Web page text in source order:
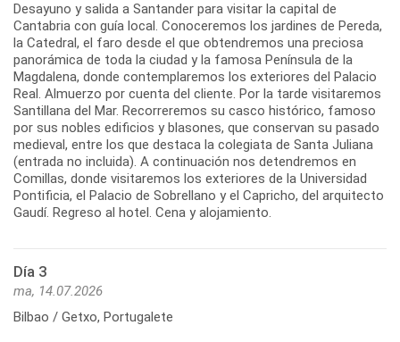
Desayuno y salida a Santander para visitar la capital de
Cantabria con guía local. Conoceremos los jardines de Pereda,
la Catedral, el faro desde el que obtendremos una preciosa
panorámica de toda la ciudad y la famosa Península de la
Magdalena, donde contemplaremos los exteriores del Palacio
Real. Almuerzo por cuenta del cliente. Por la tarde visitaremos
Santillana del Mar. Recorreremos su casco histórico, famoso
por sus nobles edificios y blasones, que conservan su pasado
medieval, entre los que destaca la colegiata de Santa Juliana
(entrada no incluida). A continuación nos detendremos en
Comillas, donde visitaremos los exteriores de la Universidad
Pontificia, el Palacio de Sobrellano y el Capricho, del arquitecto
Gaudí. Regreso al hotel. Cena y alojamiento.
Día 3
ma, 14.07.2026
Bilbao / Getxo, Portugalete